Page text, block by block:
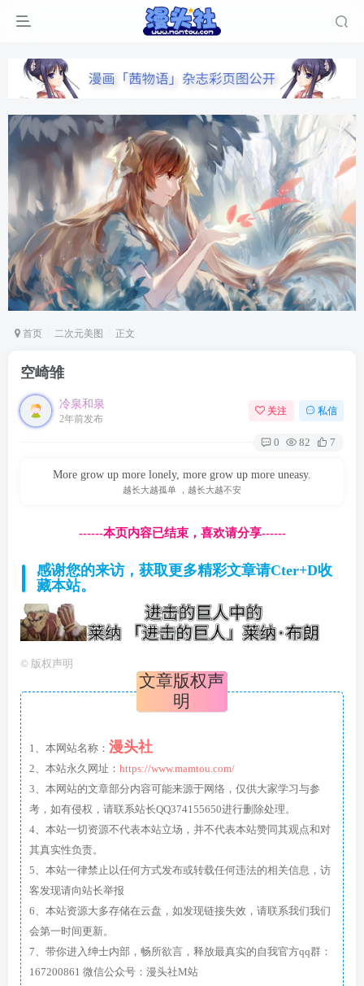
首页 二次元美图 正文
空崎雏
冷泉和泉
2年前发布
关注 私信
0 82 7
More grow up more lonely, more grow up more uneasy.
越长大越孤单 ，越长大越不安
------本页内容已结束，喜欢请分享------
感谢您的来访，获取更多精彩文章请Cter+D收
藏本站。
© 版权声明
文章版权声
明
1、本网站名称： 漫头社
2、本站永久网址： https://www.mamtou.com/
3、本网站的文章部分内容可能来源于网络，仅供大家学习与参
考，如有侵权，请联系站长QQ374155650进行删除处理。
4、本站一切资源不代表本站立场，并不代表本站赞同其观点和对
其真实性负责。
5、本站一律禁止以任何方式发布或转载任何违法的相关信息，访
客发现请向站长举报
6、本站资源大多存储在云盘，如发现链接失效，请联系我们我们
会第一时间更新。
7、带你进入绅士内部，畅所欲言，释放最真实的自我官方qq群：
167200861 微信公众号：漫头社M站